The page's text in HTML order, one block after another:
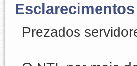
Prezados